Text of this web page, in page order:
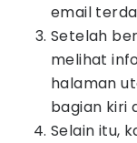
email
Setelah
melihat
halaman
bagian kiri
Selain itu,